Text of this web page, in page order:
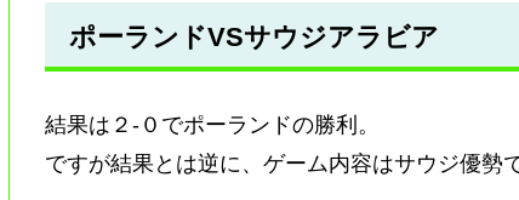
ポーランドVSサウジアラビア
結果は２-０でポーランドの勝利。
ですが結果とは逆に、ゲーム内容はサウジ優勢